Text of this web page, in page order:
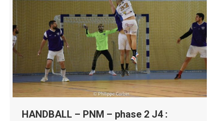
HANDBALL – PNM – phase 2 J4 :